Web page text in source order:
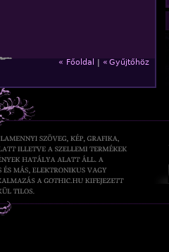
« Főoldal | « Gyűjtőhöz